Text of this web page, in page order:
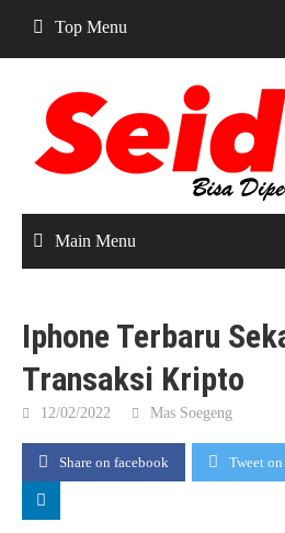
content
Top Menu
Main Menu
Iphone Terbaru
Transaksi Kripto
12/02/2022 Mas Soegeng
Share on facebook Tweet